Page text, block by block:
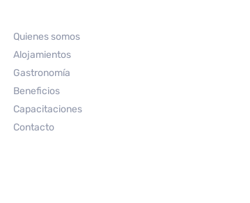
Quienes somos
Alojamientos
Gastronomía
Beneficios
Capacitaciones
Contacto